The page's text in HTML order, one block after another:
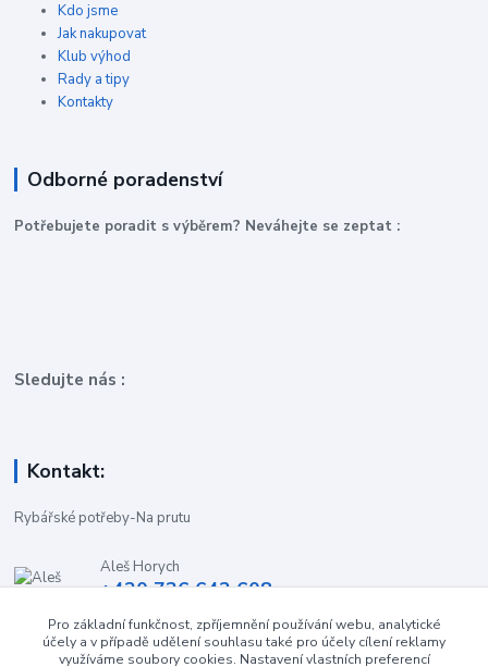
Kdo jsme
Jak nakupovat
Klub výhod
Rady a tipy
Kontakty
Odborné poradenství
Potřebujete poradit s výběrem? Neváhejte se zeptat :
Sledujte nás :
Kontakt:
Rybářské potřeby-Na prutu
Aleš Horych
+420 736 642 608
obchod-naprutu@seznam.cz
Pro základní funkčnost, zpříjemnění používání webu, analytické
účely a v případě udělení souhlasu také pro účely cílení reklamy
využíváme soubory cookies. Nastavení vlastních preferencí